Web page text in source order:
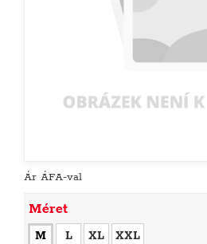
Ár ÁFA-val
Méret
M L XL XXL